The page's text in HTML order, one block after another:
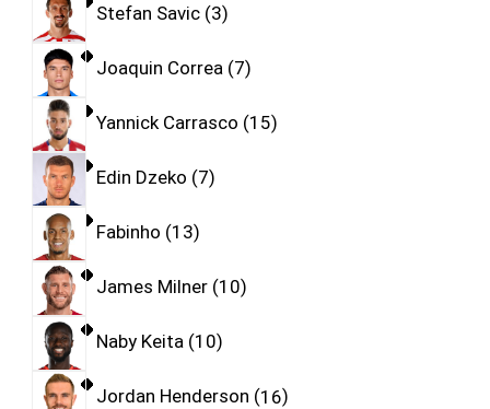
Stefan Savic 3
Joaquin Correa 7
Yannick Carrasco 15
Edin Dzeko 7
Fabinho 13
James Milner 10
Naby Keita 10
Jordan Henderson 16